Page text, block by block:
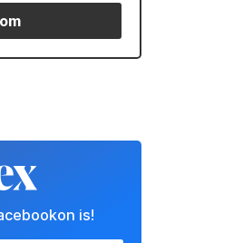
is!